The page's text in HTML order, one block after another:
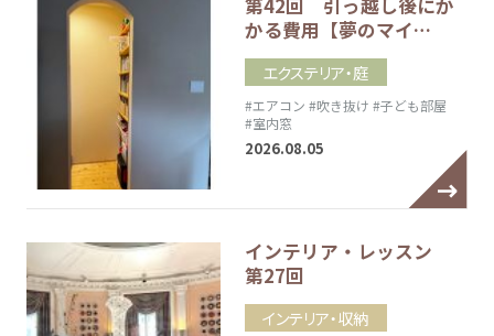
第42回 引っ越し後にか
かる費用【夢のマイ…
エクステリア・庭
#エアコン #吹き抜け #子ども部屋
#室内窓
2026.08.05
インテリア・レッスン
第27回
インテリア・収納